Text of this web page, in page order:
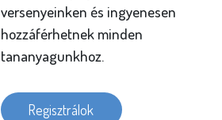
versenyeinken és ingyenesen
hozzáférhetnek minden
tananyagunkhoz.
Regisztrálok